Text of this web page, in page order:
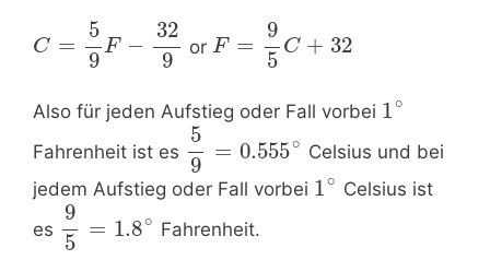
C =
5
9 F −
32
9
or F =
9
5 C + 32
Also für jeden Aufstieg oder Fall vorbei 1 ∘
Fahrenheit ist es
5
9
= 0.555 ∘ Celsius und bei
jedem Aufstieg oder Fall vorbei 1 ∘ Celsius ist
es
9
5
= 1.8 ∘ Fahrenheit.